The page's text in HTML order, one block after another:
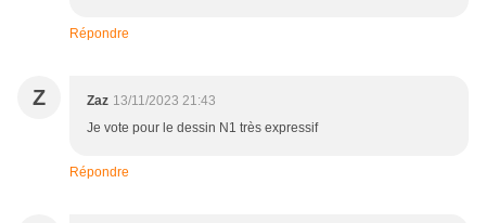
Répondre
Z Zaz 13/11/2023 21:43
Je vote pour le dessin N1 très expressif
Répondre